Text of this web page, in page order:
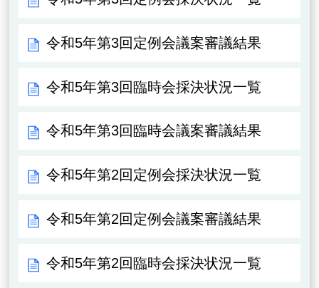
令和5年第3回定例会議案審議結果
令和5年第3回臨時会採決状況一覧
令和5年第3回臨時会議案審議結果
令和5年第2回定例会採決状況一覧
令和5年第2回定例会議案審議結果
令和5年第2回臨時会採決状況一覧